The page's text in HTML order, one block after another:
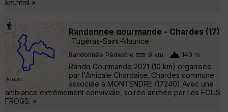
km.html »
Randonnée gourmande - Chardes (17)
Tugéras-Saint-Maurice
Randonnée Pédestre 9 km 140 m
Rando Gourmande 2021 (10 km) organisée
par l'Amicale Chardaise. Chardes commune
associée à MONTENDRE (17240) Avec une
ambiance extrêmement conviviale, soirée animée par Les FOUS
FROGS. »